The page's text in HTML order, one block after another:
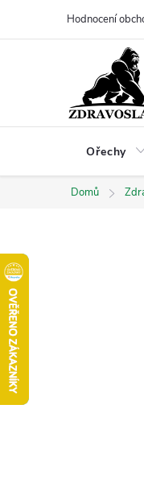
Hodnocení
Ořechy
Domů